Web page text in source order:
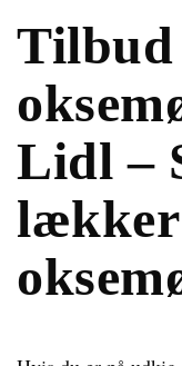
Tilbud
Lidl –
lækker